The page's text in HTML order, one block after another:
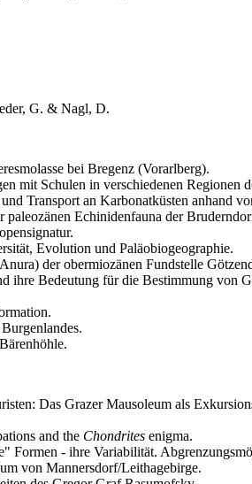
G. & Nagl, D.
bei Bregenz (Vorarlberg).
mit Schulen in verschiedenen Regionen
Transport an Karbonatküsten anhand
paleozänen Echinidenfauna der
Evolution und Paläobiogeographie.
der obermiozänen Fundstelle
ihre Bedeutung für die Bestimmung von
Das Grazer Mausoleum als
and the Chondrites enigma.
Formen - ihre Variabilität.
von Mannersdorf/Leithagebirge.